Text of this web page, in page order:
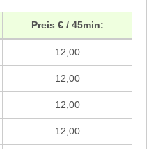
Preis € / 45min:
12,00
12,00
12,00
12,00